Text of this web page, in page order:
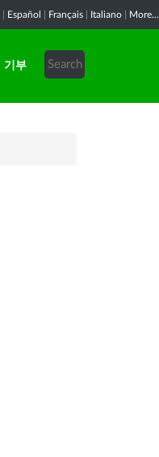
Español Français Italiano More...
기부